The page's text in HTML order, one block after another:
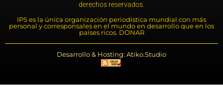
derechos reservados.
IPS es la única organización periodística mundial con más
personal y corresponsales en el mundo en desarrollo que en los
países ricos. DONAR
Desarrollo & Hosting: Atiko.Studio